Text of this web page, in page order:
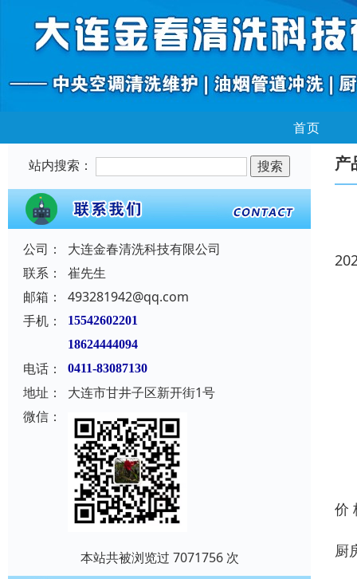
首页
站内搜索：
公司：
大连金春清洗科技有限公司
联系：
崔先生
邮箱：
493281942@qq.com
手机：
15542602201
18624444094
电话： 0411-83087130
地址：
大连市甘井子区新开街1号
微信：
本站共被浏览过 7071756 次
产
价
厨